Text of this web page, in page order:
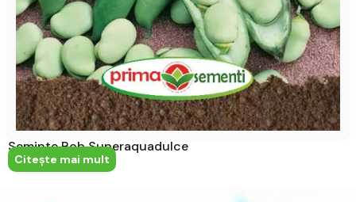
Seminte Bob Superaquadulce
Citeşte mai mult